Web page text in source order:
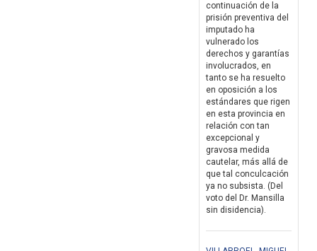
continuación de la
prisión preventiva del
imputado ha
vulnerado los
derechos y garantías
involucrados, en
tanto se ha resuelto
en oposición a los
estándares que rigen
en esta provincia en
relación con tan
excepcional y
gravosa medida
cautelar, más allá de
que tal conculcación
ya no subsista. (Del
voto del Dr. Mansilla
sin disidencia).